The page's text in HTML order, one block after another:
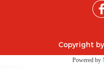
Copyright
Powered by